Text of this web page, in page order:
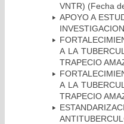
VNTR) (Fecha
APOYO A
A LA
TRAPECIO
A LA
TRAPECIO